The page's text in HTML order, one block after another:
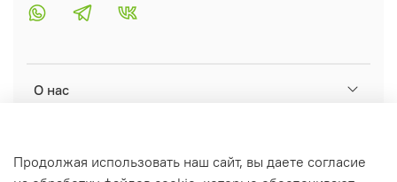
О нас
Продолжая использовать наш сайт, вы даете согласие